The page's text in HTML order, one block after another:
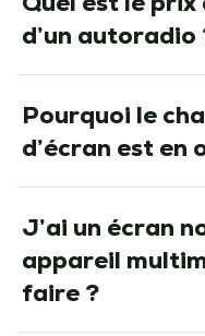
d’un autoradio
Pourquoi le
d’écran est en
J’ai un écran
appareil
faire ?